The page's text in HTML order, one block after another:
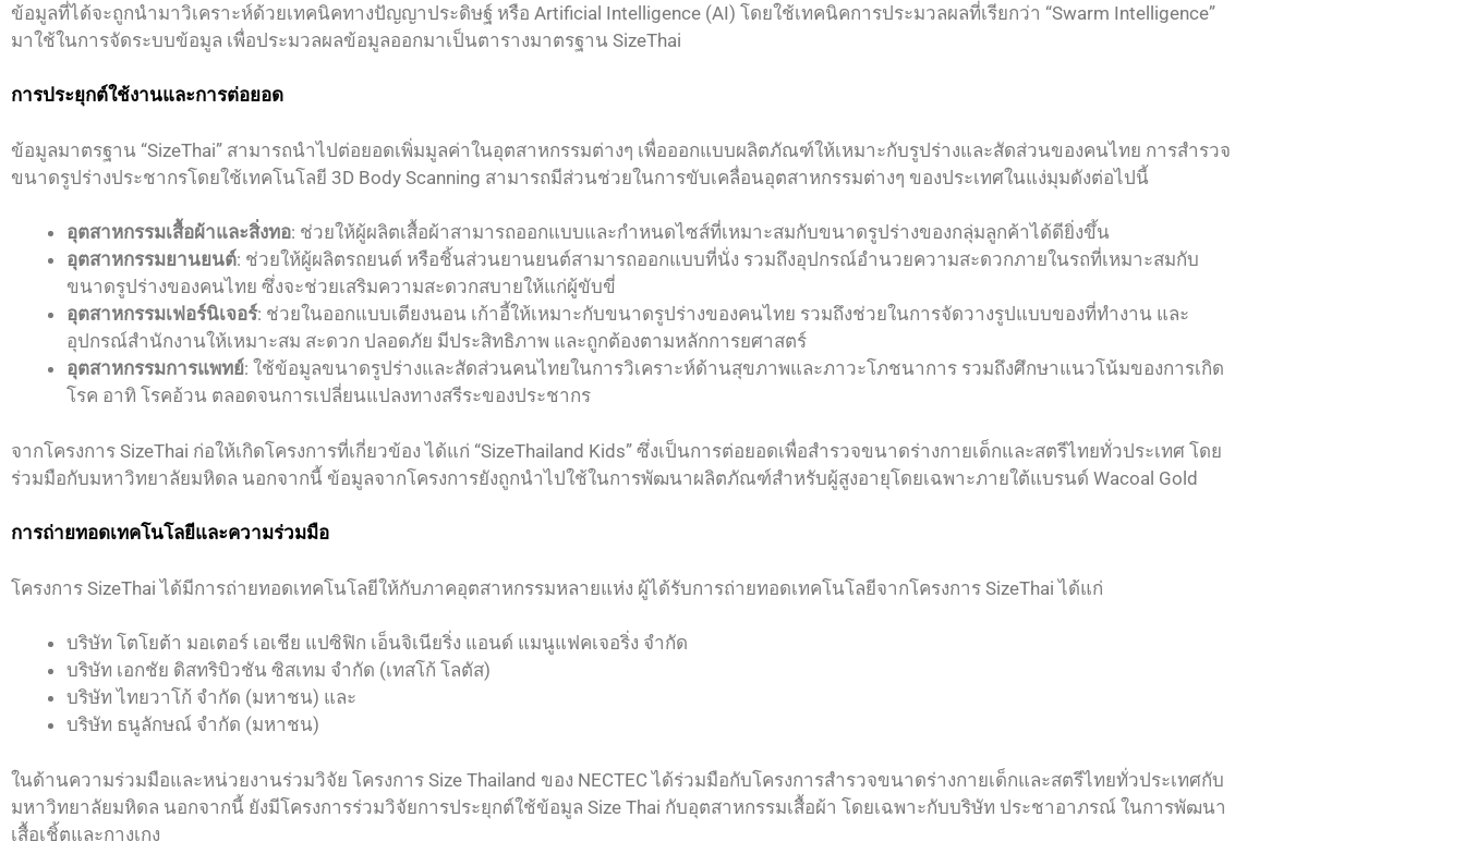
ข้อมูลที่ได้จะถูกนำมาวิเคราะห์ด้วยเทคนิคทางปัญญาประดิษฐ์ หรือ Artificial Intelligence (AI) โดยใช้เทคนิคการประมวลผลที่เรียกว่า “Swarm Intelligence”
มาใช้ในการจัดระบบข้อมูล เพื่อประมวลผลข้อมูลออกมาเป็นตารางมาตรฐาน SizeThai
การประยุกต์ใช้งานและการต่อยอด
ข้อมูลมาตรฐาน “SizeThai” สามารถนำไปต่อยอดเพิ่มมูลค่าในอุตสาหกรรมต่างๆ เพื่อออกแบบผลิตภัณฑ์ให้เหมาะกับรูปร่างและสัดส่วนของคนไทย การสำรวจ
ขนาดรูปร่างประชากรโดยใช้เทคโนโลยี 3D Body Scanning สามารถมีส่วนช่วยในการขับเคลื่อนอุตสาหกรรมต่างๆ ของประเทศในแง่มุมดังต่อไปนี้
อุตสาหกรรมเสื้อผ้าและสิ่งทอ: ช่วยให้ผู้ผลิตเสื้อผ้าสามารถออกแบบและกำหนดไซส์ที่เหมาะสมกับขนาดรูปร่างของกลุ่มลูกค้าได้ดียิ่งขึ้น
อุตสาหกรรมยานยนต์: ช่วยให้ผู้ผลิตรถยนต์ หรือชิ้นส่วนยานยนต์สามารถออกแบบที่นั่ง รวมถึงอุปกรณ์อำนวยความสะดวกภายในรถที่เหมาะสมกับ
ขนาดรูปร่างของคนไทย ซึ่งจะช่วยเสริมความสะดวกสบายให้แก่ผู้ขับขี่
อุตสาหกรรมเฟอร์นิเจอร์: ช่วยในออกแบบเตียงนอน เก้าอี้ให้เหมาะกับขนาดรูปร่างของคนไทย รวมถึงช่วยในการจัดวางรูปแบบของที่ทำงาน และ
อุปกรณ์สำนักงานให้เหมาะสม สะดวก ปลอดภัย มีประสิทธิภาพ และถูกต้องตามหลักการยศาสตร์
อุตสาหกรรมการแพทย์: ใช้ข้อมูลขนาดรูปร่างและสัดส่วนคนไทยในการวิเคราะห์ด้านสุขภาพและภาวะโภชนาการ รวมถึงศึกษาแนวโน้มของการเกิด
โรค อาทิ โรคอ้วน ตลอดจนการเปลี่ยนแปลงทางสรีระของประชากร
จากโครงการ SizeThai ก่อให้เกิดโครงการที่เกี่ยวข้อง ได้แก่ “SizeThailand Kids” ซึ่งเป็นการต่อยอดเพื่อสำรวจขนาดร่างกายเด็กและสตรีไทยทั่วประเทศ โดย
ร่วมมือกับมหาวิทยาลัยมหิดล นอกจากนี้ ข้อมูลจากโครงการยังถูกนำไปใช้ในการพัฒนาผลิตภัณฑ์สำหรับผู้สูงอายุโดยเฉพาะภายใต้แบรนด์ Wacoal Gold
การถ่ายทอดเทคโนโลยีและความร่วมมือ
โครงการ SizeThai ได้มีการถ่ายทอดเทคโนโลยีให้กับภาคอุตสาหกรรมหลายแห่ง ผู้ได้รับการถ่ายทอดเทคโนโลยีจากโครงการ SizeThai ได้แก่
บริษัท โตโยต้า มอเตอร์ เอเชีย แปซิฟิก เอ็นจิเนียริ่ง แอนด์ แมนูแฟคเจอริ่ง จำกัด
บริษัท เอกชัย ดิสทริบิวชัน ซิสเทม จำกัด (เทสโก้ โลตัส)
บริษัท ไทยวาโก้ จำกัด (มหาชน) และ
บริษัท ธนูลักษณ์ จำกัด (มหาชน)
ในด้านความร่วมมือและหน่วยงานร่วมวิจัย โครงการ Size Thailand ของ NECTEC ได้ร่วมมือกับโครงการสำรวจขนาดร่างกายเด็กและสตรีไทยทั่วประเทศกับ
มหาวิทยาลัยมหิดล นอกจากนี้ ยังมีโครงการร่วมวิจัยการประยุกต์ใช้ข้อมูล Size Thai กับอุตสาหกรรมเสื้อผ้า โดยเฉพาะกับบริษัท ประชาอาภรณ์ ในการพัฒนา
เสื้อเชิ้ตและกางเกง